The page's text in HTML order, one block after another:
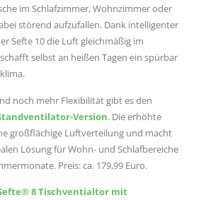
im Schlafzimmer, Wohnzimmer oder
störend aufzufallen. Dank intelligenter
Sefte 10 die Luft gleichmäßig im
selbst an heißen Tagen ein spürbar
noch mehr Flexibilität gibt es den
Version. Die erhöhte
großflächige Luftverteilung und macht
Lösung für Wohn- und Schlafbereiche
Preis: ca. 179,99 Euro.
8 Tischventialtor mit